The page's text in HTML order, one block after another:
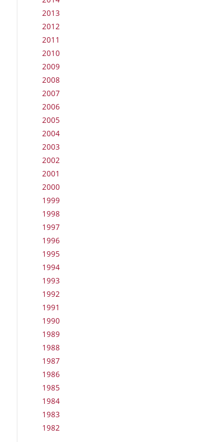
2013
2012
2011
2010
2009
2008
2007
2006
2005
2004
2003
2002
2001
2000
1999
1998
1997
1996
1995
1994
1993
1992
1991
1990
1989
1988
1987
1986
1985
1984
1983
1982